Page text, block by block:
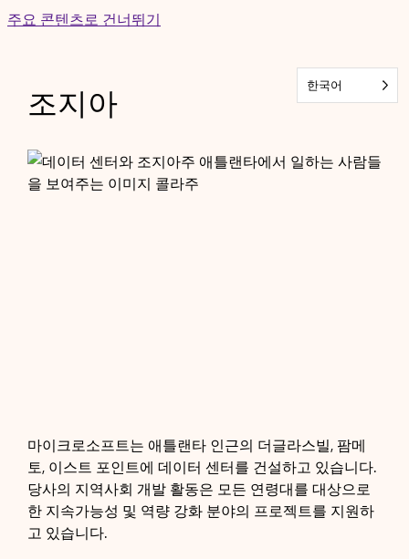
Skip
주요 콘텐츠로 건너뛰기
한국어
조지아
마이크로소프트는 애틀랜타 인근의 더글라스빌, 팜메
토, 이스트 포인트에 데이터 센터를 건설하고 있습니다.
당사의 지역사회 개발 활동은 모든 연령대를 대상으로
한 지속가능성 및 역량 강화 분야의 프로젝트를 지원하
고 있습니다.